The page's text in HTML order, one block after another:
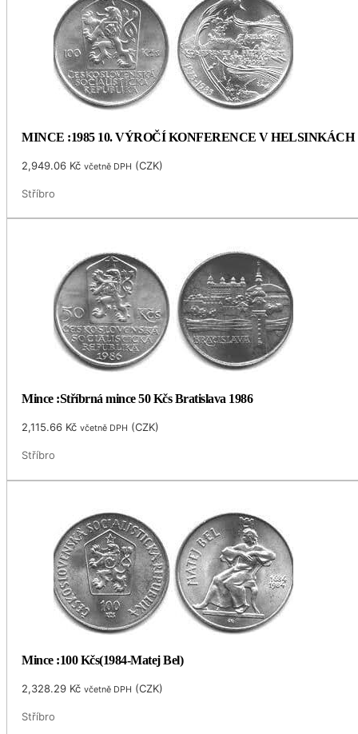
MINCE :1985 10. VÝROČÍ KONFERENCE V HELSINKÁCH
2,949.06 Kč včetně DPH (CZK)
Stříbro
Mince :Stříbrná mince 50 Kčs Bratislava 1986
2,115.66 Kč včetně DPH (CZK)
Stříbro
Mince :100 Kčs(1984-Matej Bel)
2,328.29 Kč včetně DPH (CZK)
Stříbro